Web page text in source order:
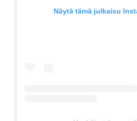
Näytä tämä julkaisu